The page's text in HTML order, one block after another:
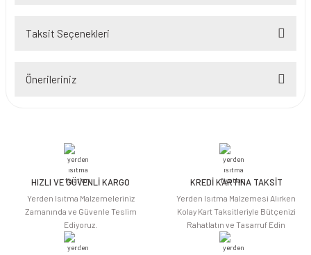
Taksit Seçenekleri
Önerileriniz
iletebilirsiniz.
Görüş ve önerileriniz için teşekkür ederiz.
Ürün açıklamasında eksik bilgiler bulunuyor.
Ürün bilgilerinde hatalar bulunuyor.
Ürün fiyatı diğer sitelerden daha pahalı.
HIZLI VE GÜVENLİ KARGO
Yerden Isıtma Malzemeleriniz
Zamanında ve Güvenle Teslim
Ediyoruz.
KREDİ KARTINA TAKSİT
Yerden Isıtma Malzemesi Alırken
Kolay Kart Taksitleriyle Bütçenizi
Rahatlatın ve Tasarruf Edin